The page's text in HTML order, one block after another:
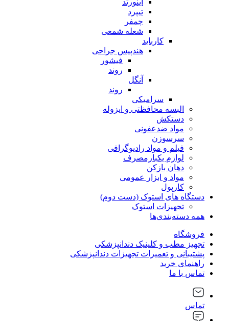
تیپرد
چمفر
شعله شمعی
کارباید
هندپیس جراحی
فیشور
روند
آنگل
روند
سرامیکی
البسه محافظتی و ایزوله
دستکش
مواد ضدعفونی
سرسوزن
فیلم و مواد رادیوگرافی
لوازم یکبارمصرف
دهان بازکن
مواد و ابزار عمومی
کارپول
دستگاه های استوک (دست دوم)
تجهیزات استوک
همه دسته‌بندی‌ها
فروشگاه
تجهیز مطب و کلینیک دندانپزشکی
پشتیبانی و تعمیرات تجهیزات دندانپزشکی
راهنمای خرید
تماس با ما
تماس